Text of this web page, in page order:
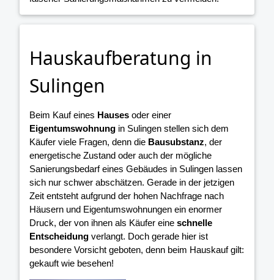
Hauskaufberatung in
Sulingen
Beim Kauf eines Hauses oder einer
Eigentumswohnung in Sulingen stellen sich dem
Käufer viele Fragen, denn die Bausubstanz, der
energetische Zustand oder auch der mögliche
Sanierungsbedarf eines Gebäudes in Sulingen lassen
sich nur schwer abschätzen. Gerade in der jetzigen
Zeit entsteht aufgrund der hohen Nachfrage nach
Häusern und Eigentumswohnungen ein enormer
Druck, der von ihnen als Käufer eine schnelle
Entscheidung verlangt. Doch gerade hier ist
besondere Vorsicht geboten, denn beim Hauskauf gilt:
gekauft wie besehen!